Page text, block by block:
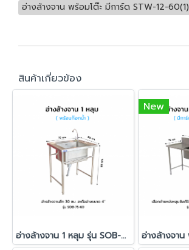
อ่างล้างจาน พร้อมโต๊ะ มีการ์ด STW-12-60(1)
สินค้าเกี่ยวข้อง
อ่างล้างจาน 1 หลุม รุ่น SOB-75-60
New